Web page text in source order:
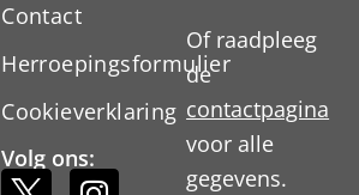
Contact
Herroepingsformulier
Cookieverklaring
Volg ons:
Of raadpleeg
de
contactpagina
voor alle
gegevens.